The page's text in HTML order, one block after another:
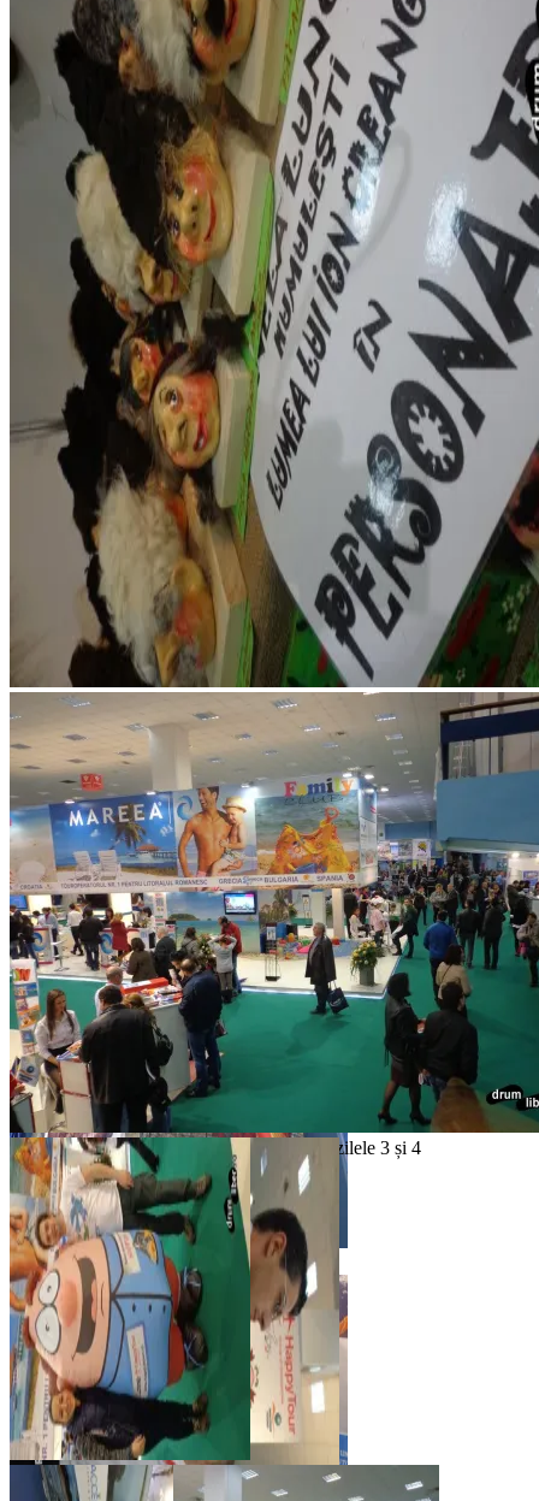
Mangalia / Constanța la Târgul de turism al României martie
Figurine din lunt de la Târgu Neamț la TTR1, 2013
Reîntâlnire cu câțiva internauți la Târgu
Neamț la TTR1, 2013
Festivalul Antic Tomis la TTR1, 2013
Târgul de turism al României martie 2013, zilele 3 și 4
M-am pozat și eu cu